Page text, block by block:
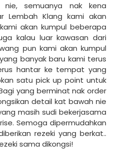
semuanya nak kena
Lembah Klang kami akan
akan kumpul beberapa
kalau luar kawasan dari
pun kami akan kumpul
banyak baru kami terus
hantar ke tempat yang
satu pick up point untuk
yang berminat nak order
detail kat bawah nie
masih sudi bekerjasama
Semoga dipermudahkan
rezeki yang berkat..
sama dikongsi!